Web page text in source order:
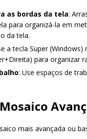
as bordas da tela:
para organizá-la em
da tela.
a tecla Super
para organizar
: Use espaços de
mais avançada ou